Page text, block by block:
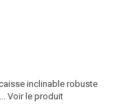
inclinable robuste
Voir le produit